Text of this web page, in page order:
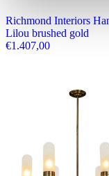
Richmond Interiors
Lilou brushed gold
€1.407,00